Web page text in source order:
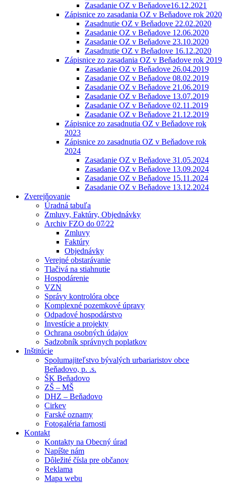
Zasadanie OZ v Beňadove16.12.2021
Zápisnice zo zasadania OZ v Beňadove rok 2020
Zasadnutie OZ v Beňadove 22.02.2020
Zasadanie OZ v Beňadove 12.06.2020
Zasadanie OZ v Beňadove 23.10.2020
Zasadnutie OZ v Beňadove 16.12.2020
Zápisnice zo zasadania OZ v Beňadove rok 2019
Zasadanie OZ v Beňadove 26.04.2019
Zasadanie OZ v Beňadove 08.02.2019
Zasadanie OZ v Beňadove 21.06.2019
Zasadanie OZ v Beňadove 13.07.2019
Zasadanie OZ v Beňadove 02.11.2019
Zasadanie OZ v Beňadove 21.12.2019
Zápisnice zo zasadnutia OZ v Beňadove rok
2023
Zápisnice zo zasadnutia OZ v Beňadove rok
2024
Zasadanie OZ v Beňadove 31.05.2024
Zasadanie OZ v Beňadove 13.09.2024
Zasadanie OZ v Beňadove 15.11.2024
Zasadanie OZ v Beňadove 13.12.2024
Zverejňovanie
Úradná tabuľa
Zmluvy, Faktúry, Objednávky
Archiv FZO do 07⁄22
Zmluvy
Faktúry
Objednávky
Verejné obstarávanie
Tlačivá na stiahnutie
Hospodárenie
VZN
Správy kontrolóra obce
Komplexné pozemkové úpravy
Odpadové hospodárstvo
Investície a projekty
Ochrana osobných údajov
Sadzobník správnych poplatkov
Inštitúcie
Spolumajiteľstvo bývalých urbariaristov obce
Beňadovo, p. .s.
ŠK Beňadovo
ZŠ – MŠ
DHZ – Beňadovo
Cirkev
Farské oznamy
Fotogaléria farnosti
Kontakt
Kontakty na Obecný úrad
Napíšte nám
Dôležité čísla pre občanov
Reklama
Mapa webu